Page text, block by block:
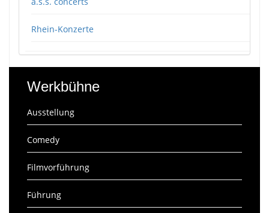
Rhein-Konzerte
Werkbühne
Ausstellung
Comedy
Filmvorführung
Führung